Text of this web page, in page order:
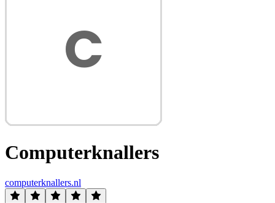
Computerknallers
computerknallers.nl